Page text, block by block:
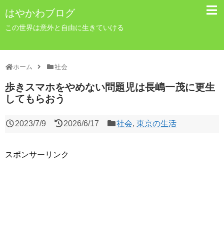
はやかわブログ
この世界は意外と自由に生きていける
ホーム 社会
歩きスマホをやめない問題児は長嶋一茂に更生
してもらおう
2023/7/9 2026/6/17 社会,東京の生活
スポンサーリンク